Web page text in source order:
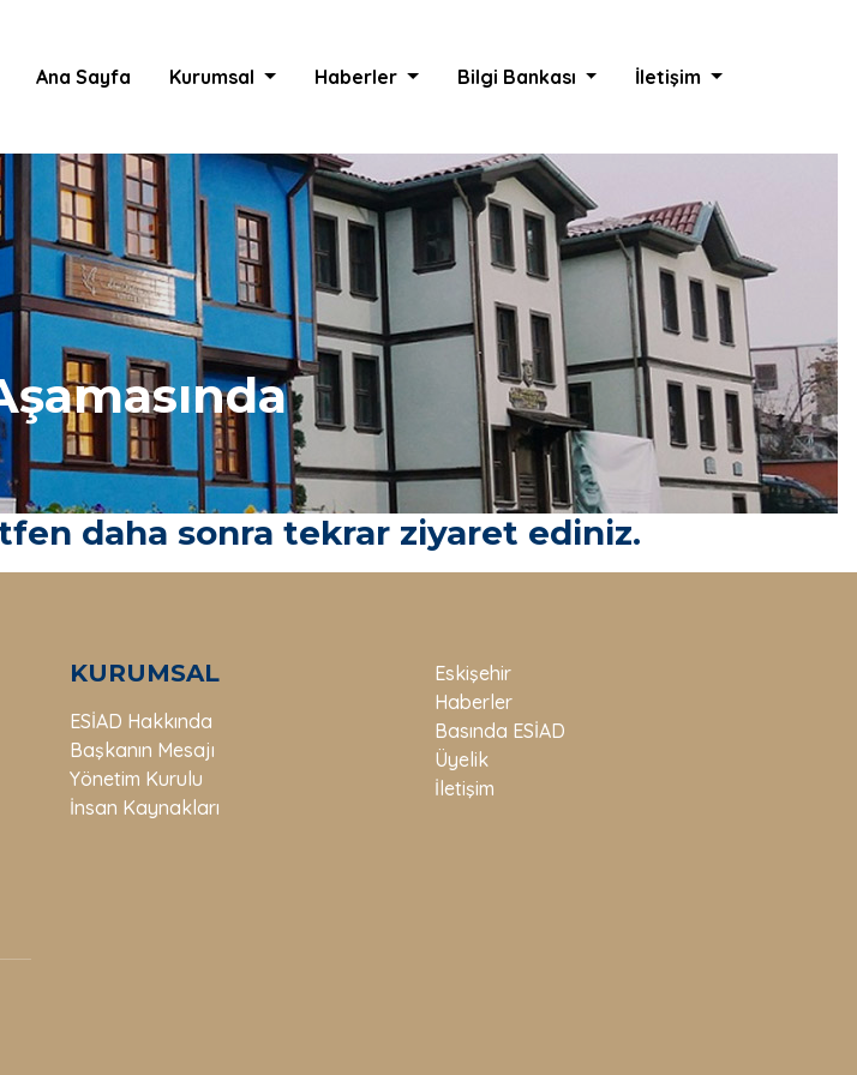
Ana Sayfa Kurumsal Haberler Bilgi Bankası İletişim
daha sonra tekrar ziyaret ediniz.
KURUMSAL
ESİAD Hakkında
Başkanın Mesajı
Yönetim Kurulu
İnsan Kaynakları
Eskişehir
Haberler
Basında ESİAD
Üyelik
İletişim